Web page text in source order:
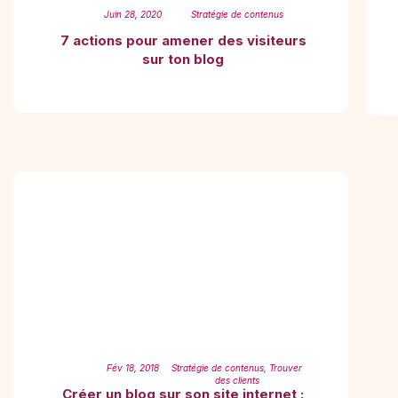
7 actions pour amener des visiteurs
sur ton blog
Juin 28, 2020 Stratégie de contenus
Créer un blog sur son site internet :
Fév 18, 2018 Stratégie de contenus Trouver
des clients